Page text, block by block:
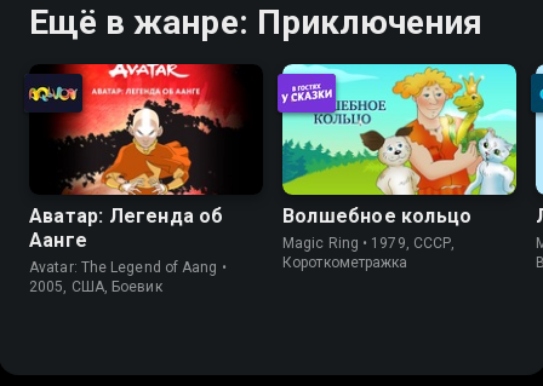
Ещё в жанре: Приключения
Аватар: Легенда об
Аанге
Avatar: The Legend of Aang •
2005, США, Боевик
Волшебное кольцо
Magic Ring • 1979, СССР,
Короткометражка